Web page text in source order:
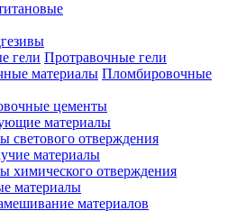
Протравочные гели
Пломбировочные
цементы
материалы
светового отверждения
материалы
химического отверждения
материалы